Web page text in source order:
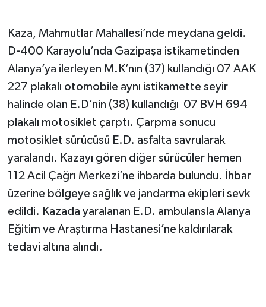
Kaza, Mahmutlar Mahallesi’nde meydana geldi.
D-400 Karayolu’nda Gazipaşa istikametinden
Alanya’ya ilerleyen M.K’nın (37) kullandığı 07 AAK
227 plakalı otomobile aynı istikamette seyir
halinde olan E.D’nin (38) kullandığı 07 BVH 694
plakalı motosiklet çarptı. Çarpma sonucu
motosiklet sürücüsü E.D. asfalta savrularak
yaralandı. Kazayı gören diğer sürücüler hemen
112 Acil Çağrı Merkezi’ne ihbarda bulundu. İhbar
üzerine bölgeye sağlık ve jandarma ekipleri sevk
edildi. Kazada yaralanan E.D. ambulansla Alanya
Eğitim ve Araştırma Hastanesi’ne kaldırılarak
tedavi altına alındı.